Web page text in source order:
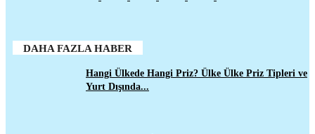
DAHA FAZLA HABER
Hangi Ülkede Hangi Priz? Ülke Ülke Priz Tipleri ve
Yurt Dışında...